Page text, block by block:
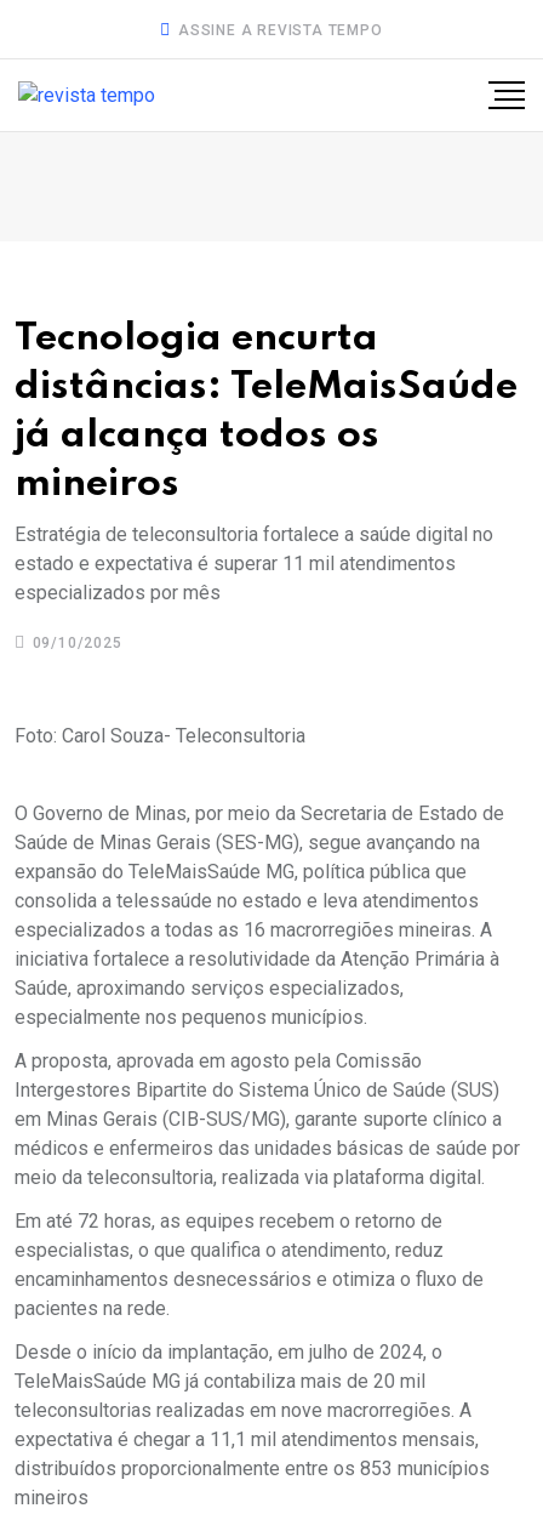
ASSINE A REVISTA TEMPO
Tecnologia encurta
distâncias: TeleMaisSaúde
já alcança todos os
mineiros
Estratégia de teleconsultoria fortalece a saúde digital no
estado e expectativa é superar 11 mil atendimentos
especializados por mês
09/10/2025
Foto: Carol Souza- Teleconsultoria
O Governo de Minas, por meio da Secretaria de Estado de
Saúde de Minas Gerais (SES-MG), segue avançando na
expansão do TeleMaisSaúde MG, política pública que
consolida a telessaúde no estado e leva atendimentos
especializados a todas as 16 macrorregiões mineiras. A
iniciativa fortalece a resolutividade da Atenção Primária à
Saúde, aproximando serviços especializados,
especialmente nos pequenos municípios.
A proposta, aprovada em agosto pela Comissão
Intergestores Bipartite do Sistema Único de Saúde (SUS)
em Minas Gerais (CIB-SUS/MG), garante suporte clínico a
médicos e enfermeiros das unidades básicas de saúde por
meio da teleconsultoria, realizada via plataforma digital.
Em até 72 horas, as equipes recebem o retorno de
especialistas, o que qualifica o atendimento, reduz
encaminhamentos desnecessários e otimiza o fluxo de
pacientes na rede.
Desde o início da implantação, em julho de 2024, o
TeleMaisSaúde MG já contabiliza mais de 20 mil
teleconsultorias realizadas em nove macrorregiões. A
expectativa é chegar a 11,1 mil atendimentos mensais,
distribuídos proporcionalmente entre os 853 municípios
mineiros